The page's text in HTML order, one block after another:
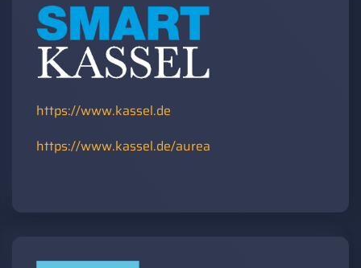
https://www.kassel.de
https://www.kassel.de/aurea